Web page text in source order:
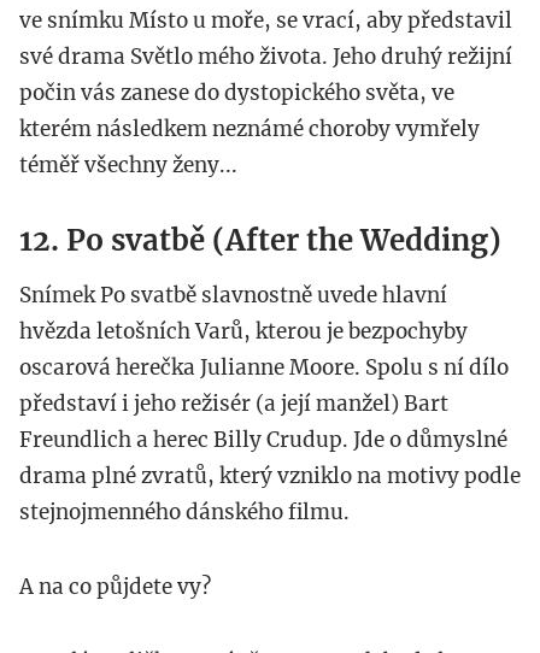
ve snímku Místo u moře, se vrací, aby představil
své drama Světlo mého života. Jeho druhý režijní
počin vás zanese do dystopického světa, ve
kterém následkem neznámé choroby vymřely
téměř všechny ženy...
12. Po svatbě (After the Wedding)
Snímek Po svatbě slavnostně uvede hlavní
hvězda letošních Varů, kterou je bezpochyby
oscarová herečka Julianne Moore. Spolu s ní dílo
představí i jeho režisér (a její manžel) Bart
Freundlich a herec Billy Crudup. Jde o důmyslné
drama plné zvratů, který vzniklo na motivy podle
stejnojmenného dánského filmu.
A na co půjdete vy?